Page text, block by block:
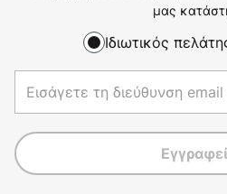
μας
Ιδιωτικός